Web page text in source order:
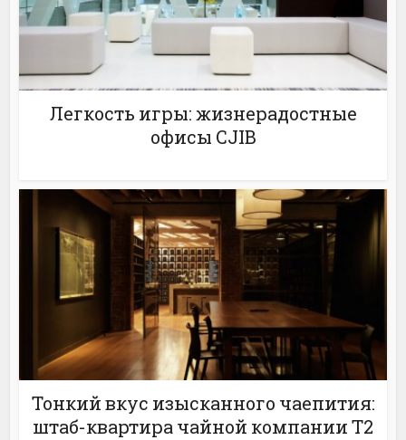
Легкость игры: жизнерадостные
офисы CJIB
Тонкий вкус изысканного чаепития:
штаб-квартира чайной компании T2